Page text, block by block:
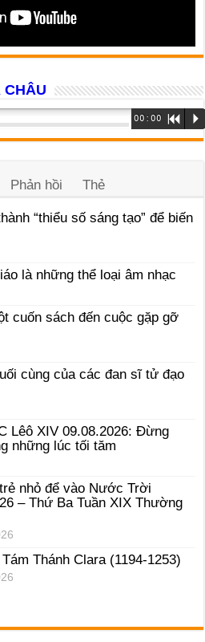
CHÂU
00:00 R P
Phản hồi Thẻ
“thiểu số sáng tạo” để biến
là những thể loại âm nhạc
cuốn sách đến cuộc gặp gỡ
cùng của các đan sĩ tử đạo
Lêô XIV 09.08.2026: Đừng
những lúc tối tăm
nhỏ để vào Nước Trời
– Thứ Ba Tuần XIX Thường
Thánh Clara (1194-1253)